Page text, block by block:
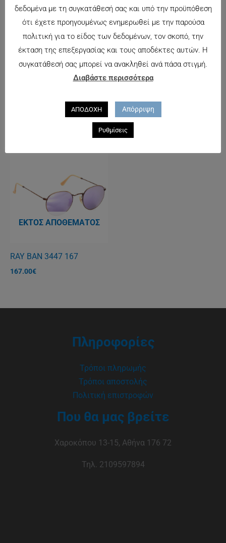
ΕΚΤΌΣ ΑΠΟΘΈΜΑΤΟΣ
RAY BAN 4222 61684V
ΕΚΤΌΣ ΑΠΟΘΈΜΑΤΟΣ
RAY BAN 3447 112
167.00€
ΕΚΤΌΣ ΑΠΟΘΈΜΑΤΟΣ
RAY BAN 3447 167
167.00€
Πληροφορίες
Τρόποι πληρωμής
Τρόποι αποστολής
Πολιτική επιστροφών
Που θα μας βρείτε
Χαροκόπου 13-15, Αθήνα 176 72
Τηλ. 2109597894
δεδομένα με τη συγκατάθεσή σας και υπό την προϋπόθεση
ότι έχετε προηγουμένως ενημερωθεί με την παρούσα
πολιτική για το είδος των δεδομένων, τον σκοπό, την
έκταση της επεξεργασίας και τους αποδέκτες αυτών. Η
συγκατάθεσή σας μπορεί να ανακληθεί ανά πάσα στιγμή.
Διαβάστε περισσότερα
ΑΠΟΔΟΧΗ Απόρριψη
Ρυθμίσεις